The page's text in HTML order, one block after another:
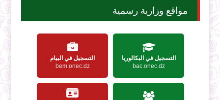
مواقع وزارية رسمية
التسجيل في البكالوريا
bac.onec.dz
التسجيل في البيام
bem.onec.dz